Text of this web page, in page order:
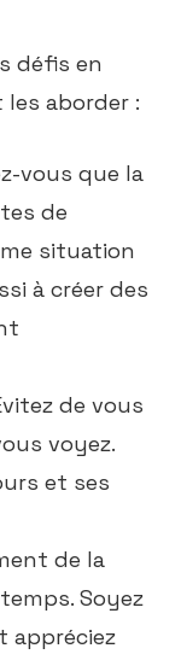
défis en
aborder :
vous que la
de
situation
à créer des
de vous
voyez.
et ses
de la
Soyez
appréciez